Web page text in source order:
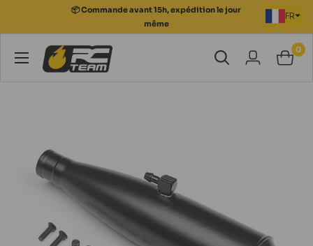
📦 Commande avant 15h, expédition le jour
même
FR
RC
Team
0